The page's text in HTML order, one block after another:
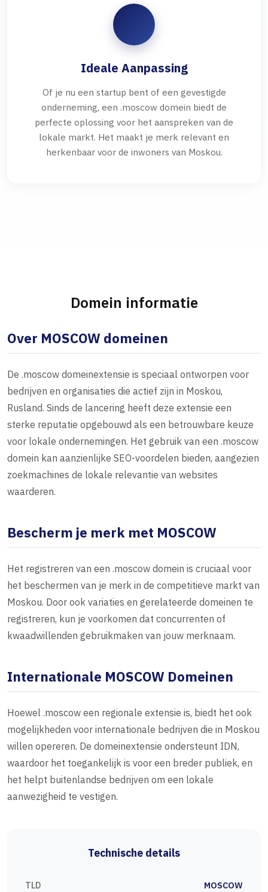
Ideale Aanpassing
Of je nu een startup bent of een gevestigde
onderneming, een .moscow domein biedt de
perfecte oplossing voor het aanspreken van de
lokale markt. Het maakt je merk relevant en
herkenbaar voor de inwoners van Moskou.
Domein informatie
Over MOSCOW domeinen
De .moscow domeinextensie is speciaal ontworpen voor
bedrijven en organisaties die actief zijn in Moskou,
Rusland. Sinds de lancering heeft deze extensie een
sterke reputatie opgebouwd als een betrouwbare keuze
voor lokale ondernemingen. Het gebruik van een .moscow
domein kan aanzienlijke SEO-voordelen bieden, aangezien
zoekmachines de lokale relevantie van websites
waarderen.
Bescherm je merk met MOSCOW
Het registreren van een .moscow domein is cruciaal voor
het beschermen van je merk in de competitieve markt van
Moskou. Door ook variaties en gerelateerde domeinen te
registreren, kun je voorkomen dat concurrenten of
kwaadwillenden gebruikmaken van jouw merknaam.
Internationale MOSCOW Domeinen
Hoewel .moscow een regionale extensie is, biedt het ook
mogelijkheden voor internationale bedrijven die in Moskou
willen opereren. De domeinextensie ondersteunt IDN,
waardoor het toegankelijk is voor een breder publiek, en
het helpt buitenlandse bedrijven om een lokale
aanwezigheid te vestigen.
Technische details
TLD MOSCOW